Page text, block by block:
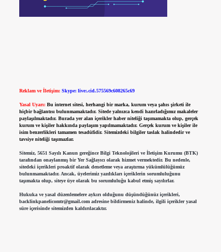
Reklam ve İletişim: Skype: live:.cid.575569c608265c69
Yasal Uyarı: Bu internet sitesi, herhangi bir marka, kurum veya şahıs şirketi ile
hiçbir bağlantısı bulunmamaktadır. Sitede yalnızca kendi hazırladığımız makaleler
paylaşılmaktadır. Burada yer alan içerikler haber niteliği taşımamakta olup, gerçek
kurum ve kişiler hakkında paylaşım yapılmamaktadır. Gerçek kurum ve kişiler ile
isim benzerlikleri tamamen tesadüfidir. Sitemizdeki bilgiler taslak halindedir ve
tavsiye niteliği taşımazlar.
Sitemiz, 5651 Sayılı Kanun gereğince Bilgi Teknolojileri ve İletişim Kurumu (BTK)
tarafından onaylanmış bir Yer Sağlayıcı olarak hizmet vermektedir. Bu nedenle,
sitedeki içerikleri proaktif olarak denetleme veya araştırma yükümlülüğümüz
bulunmamaktadır. Ancak, üyelerimiz yazdıkları içeriklerin sorumluluğunu
taşımakta olup, siteye üye olarak bu sorumluluğu kabul etmiş sayılırlar.
Hukuka ve yasal düzenlemelere aykırı olduğunu düşündüğünüz içerikleri,
backlinkpanelicomtr@gmail.comadresine bildirmeniz halinde, ilgili içerikler yasal
süre içerisinde sitemizden kaldırılacaktır.